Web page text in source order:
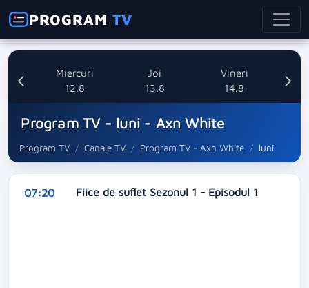
PROGRAMTV
Miercuri
12.8
Joi
13.8
Vineri
14.8
Program TV - luni - Axn White
Program TV Canale TV Program TV - Axn White luni
07:20 Fiice de suflet Sezonul 1 - Episodul 1